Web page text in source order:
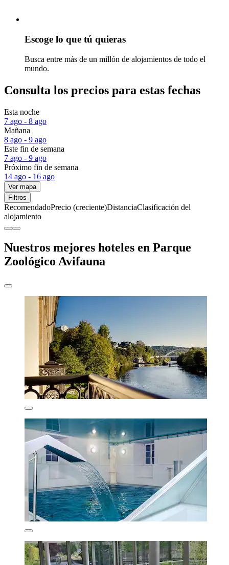
Escoge lo que tú quieras
Busca entre más de un millón de alojamientos de todo el
mundo.
Consulta los precios para estas fechas
Esta noche
7 ago - 8 ago
Mañana
8 ago - 9 ago
Este fin de semana
7 ago - 9 ago
Próximo fin de semana
14 ago - 16 ago
Ver mapa
Filtros
RecomendadoPrecio (creciente)DistanciaClasificación del
alojamiento
Nuestros mejores hoteles en Parque
Zoológico Avifauna